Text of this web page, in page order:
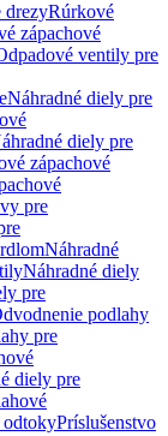
drezyRúrkové
zápachové
ventily pre
Náhradné diely pre
diely pre
zápachové
pre
Náhradné
Náhradné diely
pre
podlahy
pre
diely pre
odtokyPríslušenstvo